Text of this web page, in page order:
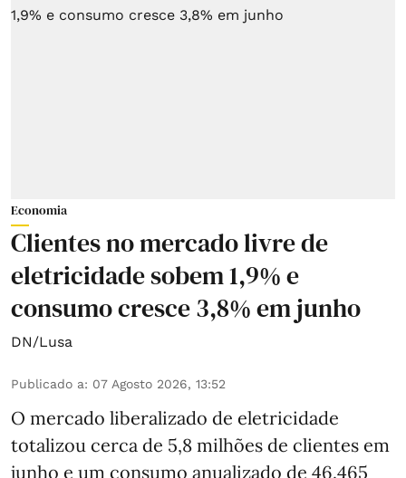
Economia
Clientes no mercado livre de
eletricidade sobem 1,9% e
consumo cresce 3,8% em junho
DN/Lusa
Publicado a: 07 Agosto 2026, 13:52
O mercado liberalizado de eletricidade
totalizou cerca de 5,8 milhões de clientes em
junho e um consumo anualizado de 46.465